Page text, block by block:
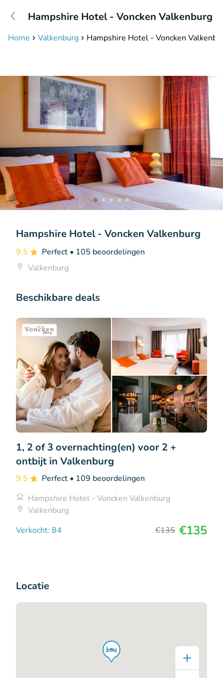
Bereikbaar tot 23:00 uur
Hampshire Hotel - Voncken Valkenburg
Home Valkenburg Hampshire Hotel - Voncken
Hampshire Hotel - Voncken Valkenburg
9.5 Perfect • 105 beoordelingen
Valkenburg
Beschikbare deals
1, 2 of 3 overnachting(en) voor 2 +
ontbijt in Valkenburg
9.5 Perfect • 109 beoordelingen
Hampshire Hotel - Voncken Valkenburg
Valkenburg
Verkocht: 84
€135 €135
Locatie